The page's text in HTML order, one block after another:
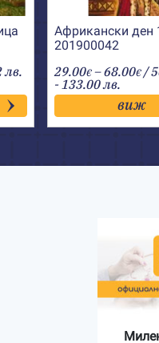
лв.
Африкански ден
201900042
29.00€ –68.00€ /
- 133.00 лв.
виж